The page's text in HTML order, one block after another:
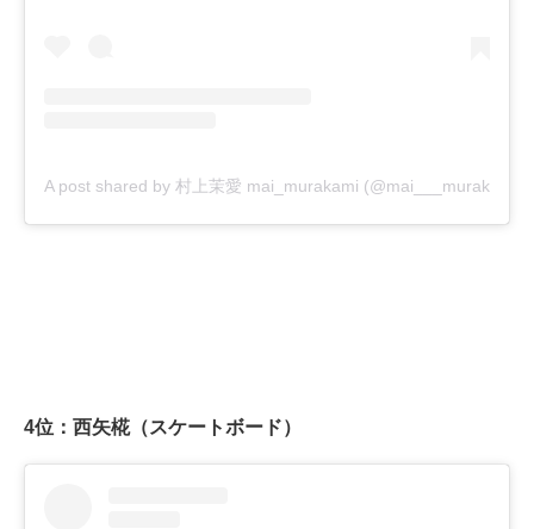
A post shared by 村上茉愛 mai_murakami (@mai___murakami)
4位：西矢椛（スケートボード）